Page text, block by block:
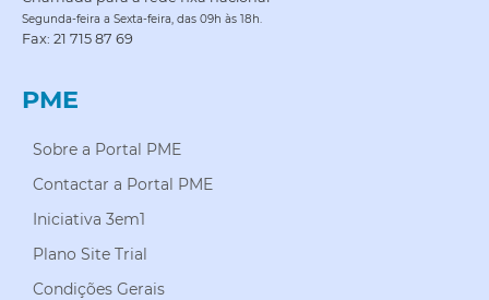
Segunda-feira a Sexta-feira, das 09h às 18h.
Fax: 21 715 87 69
PME
Sobre a Portal PME
Contactar a Portal PME
Iniciativa 3em1
Plano Site Trial
Condições Gerais